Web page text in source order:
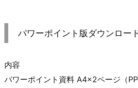
パワーポイント版ダウンロー
内容
パワーポイント資料 A4×2ページ（